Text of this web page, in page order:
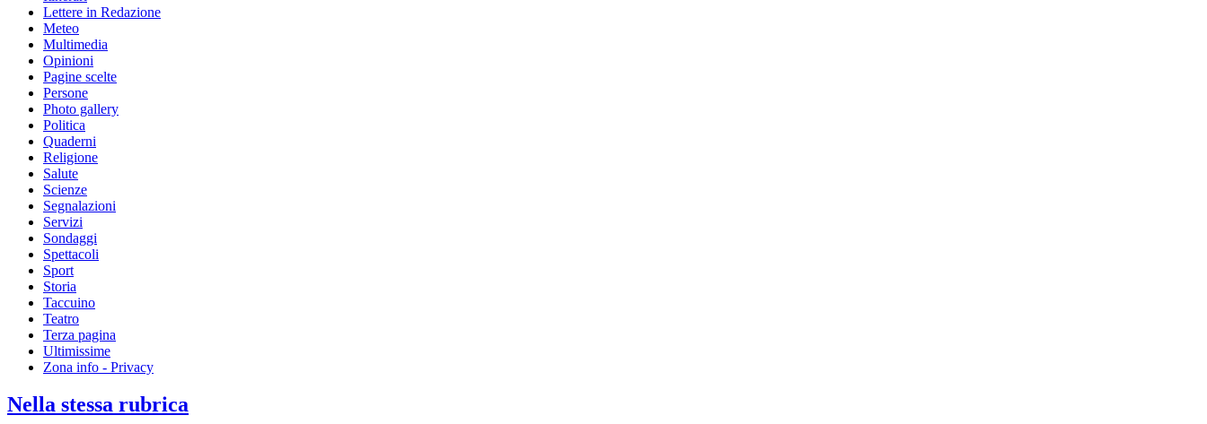
Lettere in Redazione
Meteo
Multimedia
Opinioni
Pagine scelte
Persone
Photo gallery
Politica
Quaderni
Religione
Salute
Scienze
Segnalazioni
Servizi
Sondaggi
Spettacoli
Sport
Storia
Taccuino
Teatro
Terza pagina
Ultimissime
Zona info - Privacy
Nella stessa rubrica